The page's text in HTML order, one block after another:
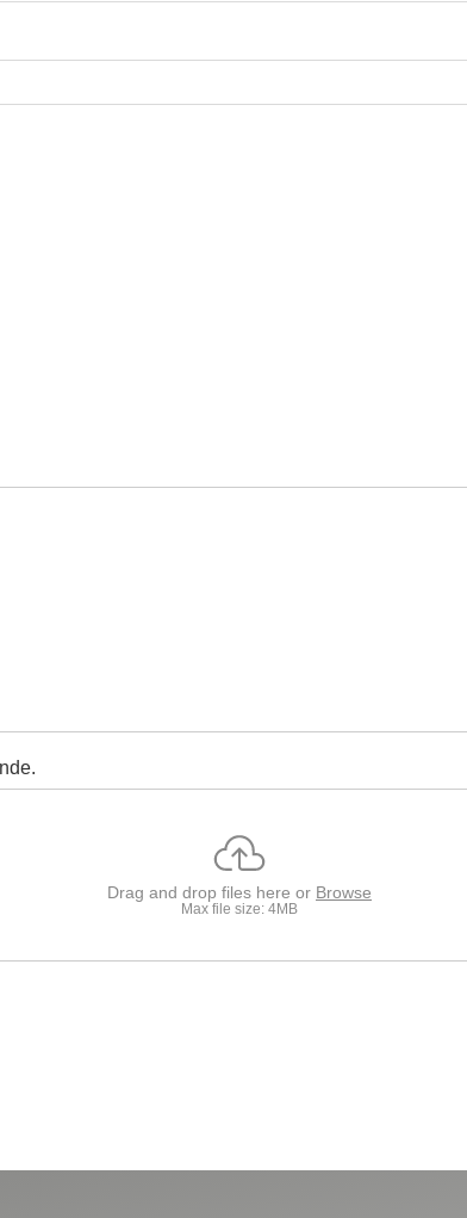
Drag and drop files here or Browse
Max file size: 4MB